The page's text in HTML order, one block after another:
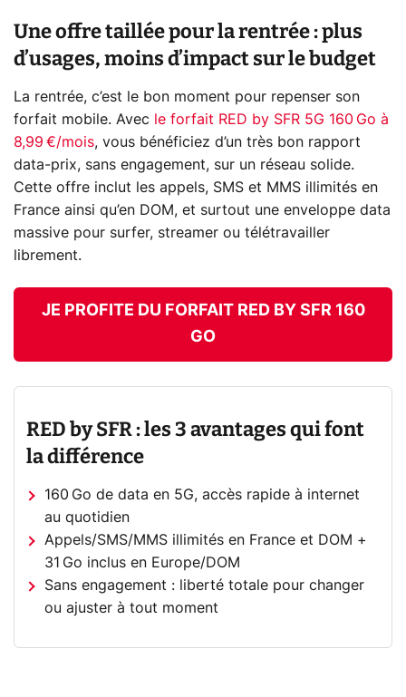
Une offre taillée pour la rentrée : plus
d’usages, moins d’impact sur le budget
La rentrée, c’est le bon moment pour repenser son
forfait mobile. Avec le forfait RED by SFR 5G 160 Go à
8,99 €/mois, vous bénéficiez d’un très bon rapport
data-prix, sans engagement, sur un réseau solide.
Cette offre inclut les appels, SMS et MMS illimités en
France ainsi qu’en DOM, et surtout une enveloppe data
massive pour surfer, streamer ou télétravailler
librement.
JE PROFITE DU FORFAIT RED BY SFR 160
GO
RED by SFR : les 3 avantages qui font
la différence
160 Go de data en 5G, accès rapide à internet
au quotidien
Appels/SMS/MMS illimités en France et DOM +
31 Go inclus en Europe/DOM
Sans engagement : liberté totale pour changer
ou ajuster à tout moment